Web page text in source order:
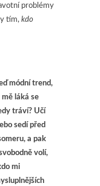
problémy
tím, kdo
módní trend,
láká se
tráví? Učí
sedí před
a pak
volí,
mi